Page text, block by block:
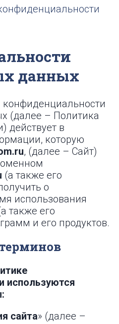
данных
(далее – Политика
действует в
которую
, (далее – Сайт)
(а также его
о
использования
также его
и его продуктов.
используются
сайта» (далее –